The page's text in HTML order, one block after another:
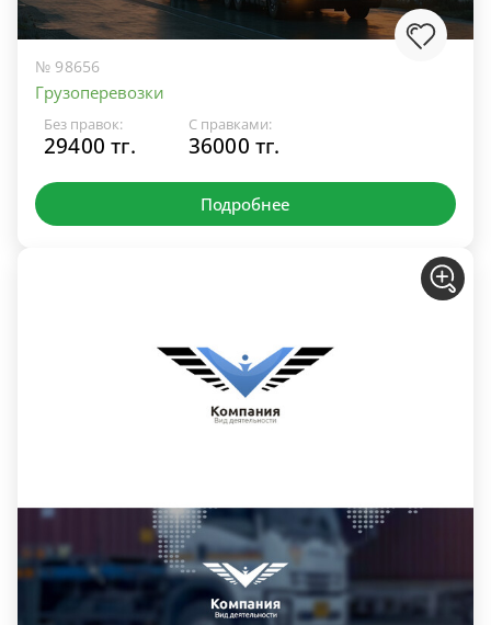
№ 98656
Грузоперевозки
Без правок:
29400 тг.
С правками:
36000 тг.
Подробнее